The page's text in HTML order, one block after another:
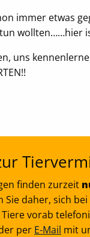
immer etwas
wollten……hier
uns
finden zurzeit
daher, sich
vorab
per E-Mail mit